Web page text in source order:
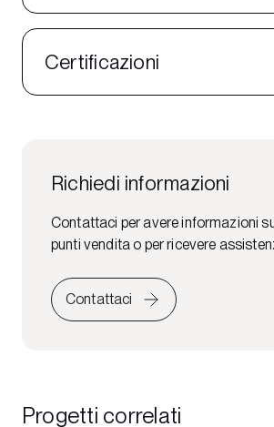
Certificazioni
Richiedi informazioni
Contattaci per avere informazioni
punti vendita o per ricevere
Contattaci
Progetti correlati